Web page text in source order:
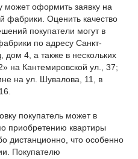
может оформить заявку на
фабрики. Оценить качество
покупатели могут в
по адресу Санкт-
дом 4, а также в нескольких
на Кантемировской ул., 37;
на ул. Шувалова, 11, в
покупатель может в
приобретению квартиры
дистанционно, что особенно
Покупателю